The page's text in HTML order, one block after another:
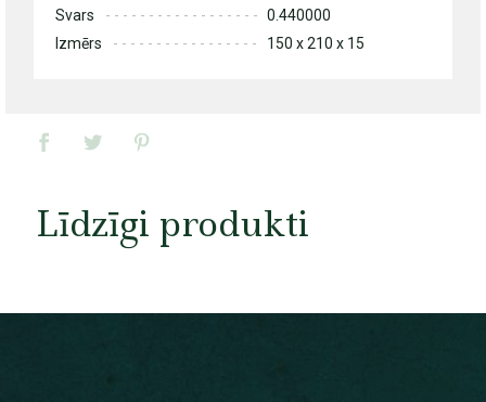
Svars
0.440000
Izmērs
150 x 210 x 15
Līdzīgi produkti